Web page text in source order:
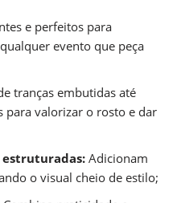
e perfeitos para
evento que peça
tranças embutidas até
para valorizar o rosto e dar
estruturadas: Adicionam
o visual cheio de estilo;